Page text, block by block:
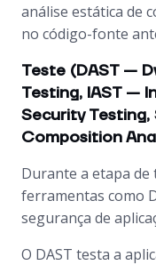
análise estática de
no código-fonte
Teste (DAST —
Testing, IAST —
Security
Composition
Durante a etapa de
ferramentas como
segurança de
O DAST testa a